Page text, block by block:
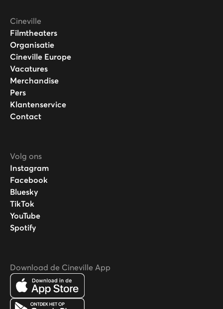
Cineville
Filmtheaters
Organisatie
Cineville Europe
Vacatures
Merchandise
Pers
Klantenservice
Contact
Volg ons
Instagram
Facebook
Bluesky
TikTok
YouTube
Spotify
Download de Cineville App